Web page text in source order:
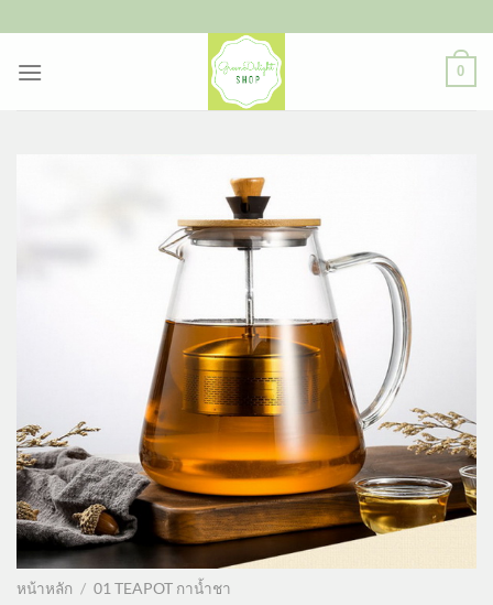
ไป
0
หน้าหลัก / 01 TEAPOT กาน้ำชา